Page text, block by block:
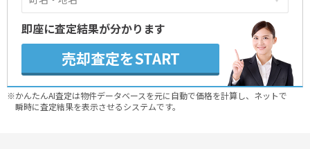
即座に査定結果が分かります
売却査定をSTART
※かんたんAI査定は物件データベースを元に自動で価格を計算し、ネットで
瞬時に査定結果を表示させるシステムです。